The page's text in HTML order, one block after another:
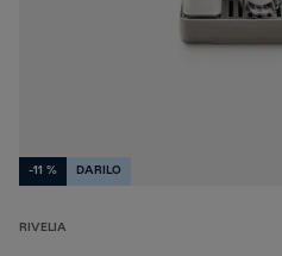
-11 % DARILO
RIVELIA